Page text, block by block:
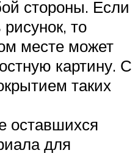
стороны. Если
то
месте может
картину. С
таких
оставшихся
для